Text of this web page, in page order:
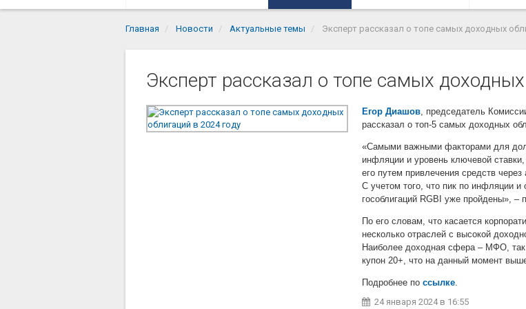
Главная Новости Актуальные темы Эксперт рассказал о топе самых доходных
Эксперт рассказал о топе самых
Егор Диашов , председатель
рассказал о топ-5 самых доходных
«Самыми важными факторами для
инфляции и уровень ключевой
его путем привлечения средств
С учетом того, что пик по инфляции
гособлигаций RGBI уже пройдены», –
По его словам, что касается
несколько отраслей с высокой
Наиболее доходная сфера – МФО,
купон 20+, что на данный момент
Подробнее поссылке
24 января 2024в 16:55